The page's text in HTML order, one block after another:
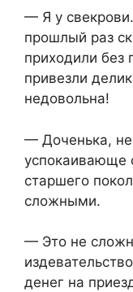
— Я у
прошлый раз
приходили без
привезли
недовольна!
— Доченька,
старшего
сложными.
— Это не
денег на